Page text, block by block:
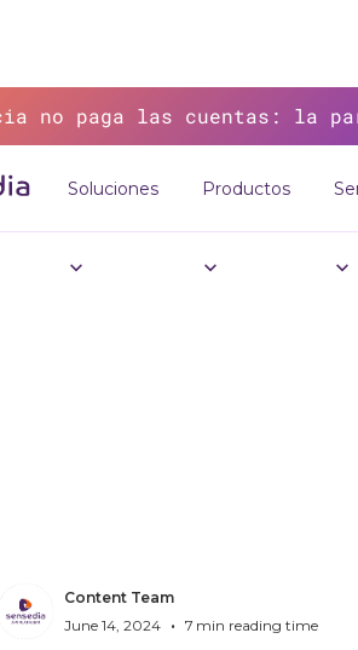
no paga las cuentas: la
Soluciones Productos
Content Team
June 14, 2024 • 7 min reading time